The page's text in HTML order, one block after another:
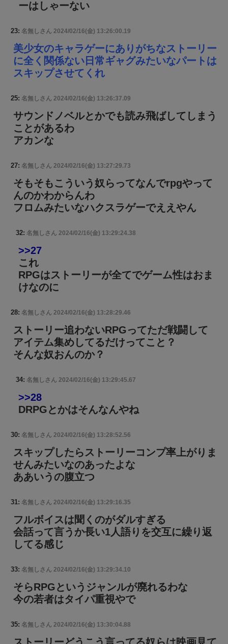
ーはしゃーない
23: 名無しさん 2024/02/16(金) 13:26:00.19
美少女のキャラゲーにありがちなストーリー
に全く関係ない日常ギャグみたいなパートは
スキップさせてくれ
25: 名無しさん 2024/02/16(金) 13:26:37.09
サウンドノベルとかでも読み飛ばしてしまう
ことがあるわ
アカンな
27: 名無しさん 2024/02/16(金) 13:27:29.73
そもそもこういう奴らってなんでrpgやって
んのかわからんわ
フロムみたいなハクスラゲーでええやん
32: 名無しさん 2024/02/16(金) 13:29:24.38
>>27
これ
RPGはストーリーが全てでゲーム性はおま
けなのに
28: 名無しさん 2024/02/16(金) 13:28:29.46
ストーリー追わないRPGってただ戦闘して
アイテム集めしてるだけってこと？
そんな奴おんのか？
34: 名無しさん 2024/02/16(金) 13:29:45.67
>>28
DRPGとかはそんなんやね
30: 名無しさん 2024/02/16(金) 13:28:52.56
スキップしたらストーリーコンプ率上がりま
せんみたいなのあったよな
ああいうの腹立つ
31: 名無しさん 2024/02/16(金) 13:29:16.35
フルボイスは聞くのがダルすぎる
会話って言うか長い1人語りを交互に繰り返
してる感じ
33: 名無しさん 2024/02/16(金) 13:29:34.10
そらRPGというジャンルが廃れるわな
今の若者はタイパ重視やで
35: 名無しさん 2024/02/16(金) 13:30:04.88